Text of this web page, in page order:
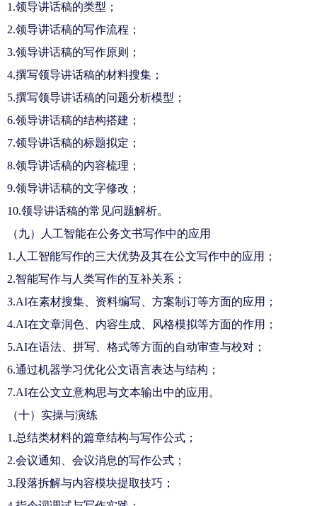
1.领导讲话稿的类型；
2.领导讲话稿的写作流程；
3.领导讲话稿的写作原则；
4.撰写领导讲话稿的材料搜集；
5.撰写领导讲话稿的问题分析模型；
6.领导讲话稿的结构搭建；
7.领导讲话稿的标题拟定；
8.领导讲话稿的内容梳理；
9.领导讲话稿的文字修改；
10.领导讲话稿的常见问题解析。
（九）人工智能在公务文书写作中的应用
1.人工智能写作的三大优势及其在公文写作中的应用；
2.智能写作与人类写作的互补关系；
3.AI在素材搜集、资料编写、方案制订等方面的应用；
4.AI在文章润色、内容生成、风格模拟等方面的作用；
5.AI在语法、拼写、格式等方面的自动审查与校对；
6.通过机器学习优化公文语言表达与结构；
7.AI在公文立意构思与文本输出中的应用。
（十）实操与演练
1.总结类材料的篇章结构与写作公式；
2.会议通知、会议消息的写作公式；
3.段落拆解与内容模块提取技巧；